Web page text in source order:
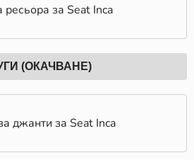
ресьора за Seat Inca
(ОКАЧВАНЕ)
джанти за Seat Inca